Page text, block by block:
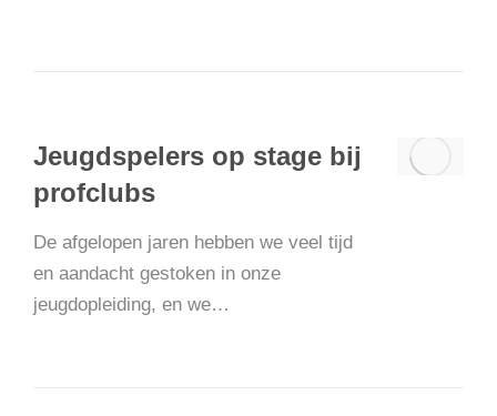
Jeugdspelers op stage bij
profclubs
De afgelopen jaren hebben we veel tijd
en aandacht gestoken in onze
jeugdopleiding, en we…